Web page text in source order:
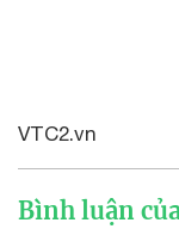
VTC2.vn
Bình luận